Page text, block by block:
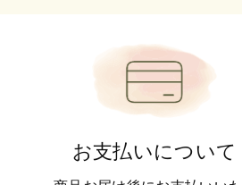
お支払いについて